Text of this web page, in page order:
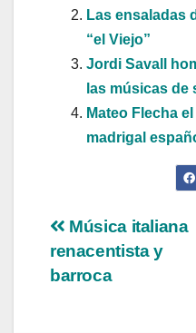
Las ensaladas
“el Viejo”
Jordi Savall
las músicas
Mateo Flecha
madrigal
Navegación
de
Música italiana
renacentista y
barroca